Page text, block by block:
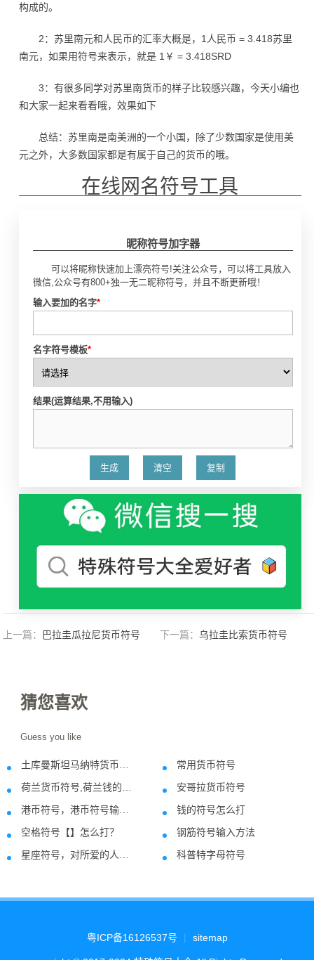
构成的。
2：苏里南元和人民币的汇率大概是，1人民币 = 3.418苏里
南元，如果用符号来表示，就是 1￥ = 3.418SRD
3：有很多同学对苏里南货币的样子比较感兴趣，今天小编也
和大家一起来看看哦，效果如下
总结：苏里南是南美洲的一个小国，除了少数国家是使用美
元之外，大多数国家都是有属于自己的货币的哦。
在线网名符号工具
昵称符号加字器
可以将昵称快速加上漂亮符号!关注公众号，可以将工具放入
微信,公众号有800+独一无二昵称符号，并且不断更新哦！
输入要加的名字*
名字符号模板*
结果(运算结果,不用输入)
上一篇： 巴拉圭瓜拉尼货币符号 下一篇：乌拉圭比索货币符号
猜您喜欢
Guess you like
常用货币符号
安哥拉货币符号
钱的符号怎么打
空格符号【】怎么打？ 钢筋符号输入方法
科普特字母符号
粤ICP备16126537号 | sitemap